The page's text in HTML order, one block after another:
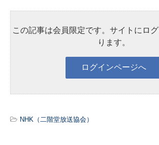
この記事は会員限定です。サイトにロ
ります。
NHK（二階堂放送協会）